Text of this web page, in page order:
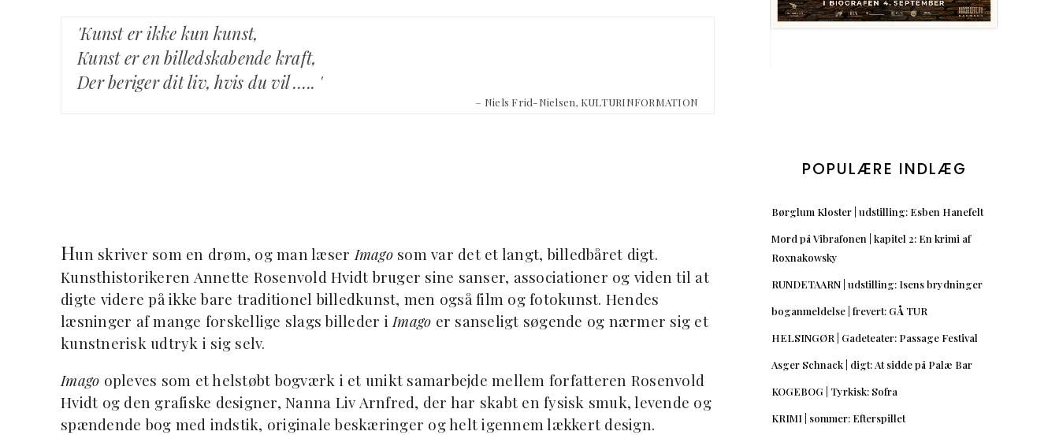
'Kunst er ikke kun kunst,
Kunst er en billedskabende kraft,
Der beriger dit liv, hvis du vil ….. '
– Niels Frid-Nielsen, KULTURINFORMATION
Hun skriver som en drøm, og man læser Imagosom var det et langt, billedbåret digt.
Kunsthistorikeren Annette Rosenvold Hvidt bruger sine sanser, associationer og viden til at
digte videre på ikke bare traditionel billedkunst, men også film og fotokunst. Hendes
læsninger af mange forskellige slags billeder i Imago er sanseligt søgende og nærmer sig et
kunstnerisk udtryk i sig selv.
Imago opleves som et helstøbt bogværk i et unikt samarbejde mellem forfatteren Rosenvold
Hvidt og den grafiske designer, Nanna Liv Arnfred, der har skabt en fysisk smuk, levende og
spændende bog med indstik, originale beskæringer og helt igennem lækkert design.
POPULÆRE INDLÆG
Børglum Kloster | udstilling: Esben Hanefelt
Mord på Vibrafonen | kapitel 2: En krimi af
Roxnakowsky
RUNDETAARN | udstilling: Isens brydninger
boganmeldelse | frevert: GÅ TUR
HELSINGØR | Gadeteater: Passage Festival
Asger Schnack | digt: At sidde på Palæ Bar
KOGEBOG | Tyrkisk: Sofra
KRIMI | sommer: Efterspillet